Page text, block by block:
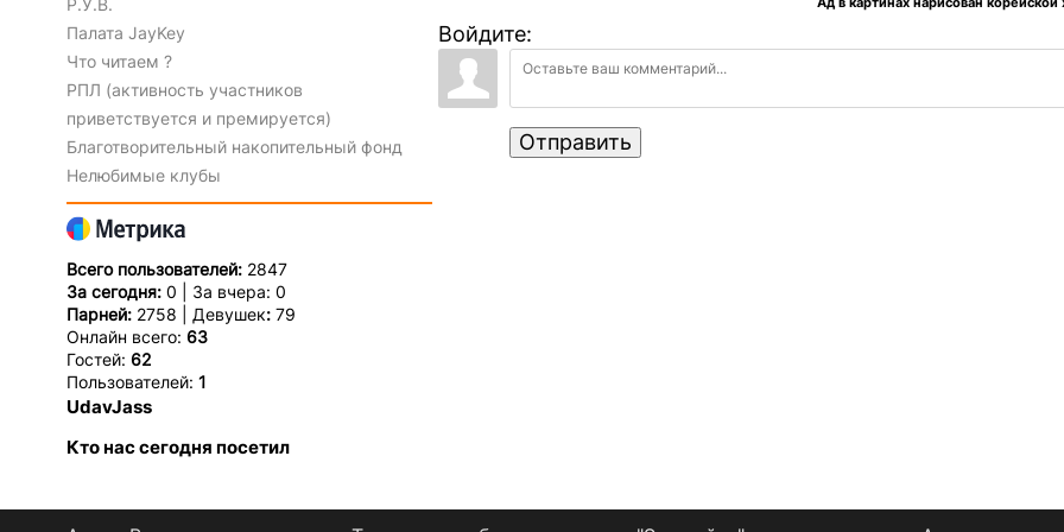
Палата JayKey
Что читаем ?
РПЛ (активность участников
приветствуется и премируется)
Благотворительный накопительный фонд
Нелюбимые клубы
Всего пользователей: 2847
За сегодня: 0 | За вчера: 0
Парней: 2758 | Девушек:79
Онлайн всего: 63
Гостей: 62
Пользователей: 1
UdavJass
Кто нас сегодня посетил
Войдите:
Отправить